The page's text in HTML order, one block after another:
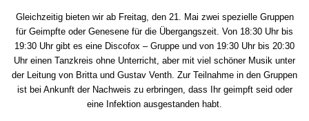
Gleichzeitig bieten wir ab Freitag, den 21. Mai zwei spezielle Gruppen
für Geimpfte oder Genesene für die Übergangszeit. Von 18:30 Uhr bis
19:30 Uhr gibt es eine Discofox – Gruppe und von 19:30 Uhr bis 20:30
Uhr einen Tanzkreis ohne Unterricht, aber mit viel schöner Musik unter
der Leitung von Britta und Gustav Venth. Zur Teilnahme in den Gruppen
ist bei Ankunft der Nachweis zu erbringen, dass Ihr geimpft seid oder
eine Infektion ausgestanden habt.